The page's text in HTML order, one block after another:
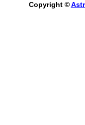
Copyright ©